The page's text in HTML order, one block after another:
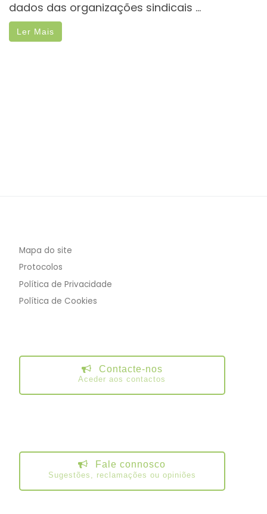
dados das organizações sindicais ...
Ler Mais
Mapa do site
Protocolos
Política de Privacidade
Política de Cookies
Contacte-nos
Aceder aos contactos
Fale connosco
Sugestões, reclamações ou opiniões